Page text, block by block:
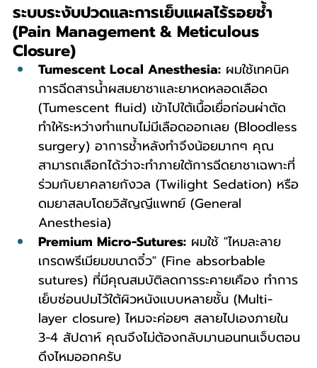
ระบบระงับปวดและการเย็บแผลไร้รอยช้ำ
(Pain Management & Meticulous
Closure)
Tumescent Local Anesthesia: ผมใช้เทคนิค
การฉีดสารน้ำผสมยาชาและยาหดหลอดเลือด
(Tumescent fluid) เข้าไปใต้เนื้อเยื่อก่อนผ่าตัด
ทำให้ระหว่างทำแทบไม่มีเลือดออกเลย (Bloodless
surgery) อาการช้ำหลังทำจึงน้อยมากๆ คุณ
สามารถเลือกได้ว่าจะทำภายใต้การฉีดยาชาเฉพาะที่
ร่วมกับยาคลายกังวล (Twilight Sedation) หรือ
ดมยาสลบโดยวิสัญญีแพทย์ (General
Anesthesia)
Premium Micro-Sutures: ผมใช้ "ไหมละลาย
เกรดพรีเมียมขนาดจิ๋ว" (Fine absorbable
sutures) ที่มีคุณสมบัติลดการระคายเคือง ทำการ
เย็บซ่อนปมไว้ใต้ผิวหนังแบบหลายชั้น (Multi-
layer closure) ไหมจะค่อยๆ สลายไปเองภายใน
3-4 สัปดาห์ คุณจึงไม่ต้องกลับมานอนทนเจ็บตอน
ดึงไหมออกครับ